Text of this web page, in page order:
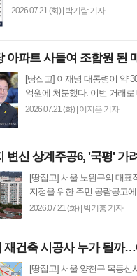
2026.07.21 (화)| 박기람 기자
아파트 사들여 조합원 된
[땅집고] 이재명 대통령이 약
억원에 처분했다. 이번 거래
2026.07.21 (화)| 이지은 기자
변신 상계주공6, '국평' 가
[땅집고] 서울 노원구의 대
지정을 위한 주민 공람공고
2026.07.21 (화)| 박기홍 기자
재건축 시공사 누가 될까
[땅집고] 서울 양천구 목동신